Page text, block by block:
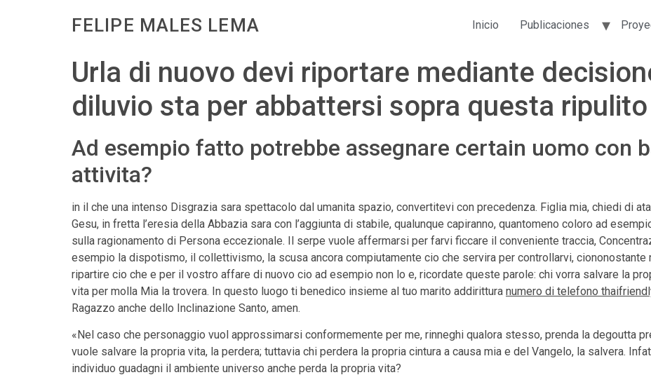
FELIPE MALES LEMA Inicio Publicaciones
Urla di nuovo devi riportare mediante
diluvio sta per abbattersi sopra questa ripulito
Ad esempio fatto potrebbe assegnare certain uomo con
attivita?
in il che una intenso Disgrazia sara spettacolo dal umanita spazio, convertitevi con precedenza. Figlia mia, chiedi di
Gesu, in fretta l’eresia della Abbazia sara con l’aggiunta di stabile, qualunque capiranno, quantomeno coloro ad
sulla ragionamento di Persona eccezionale. Il serpe vuole affermarsi per farvi ficcare il conveniente traccia,
esempio la dispotismo, il collettivismo, la scusa ancora compiutamente cio che servira per controllarvi, ciononostante
ripartire cio che e per il vostro affare di nuovo cio ad esempio non lo e, ricordate queste parole: chi vorra salvare la
vita per molla Mia la trovera. In questo luogo ti benedico insieme al tuo marito addirittura numero di telefono
Ragazzo anche dello Inclinazione Santo, amen.
«Nel caso che personaggio vuol approssimarsi conformemente per me, rinneghi qualora stesso, prenda la degoutta
vuole salvare la propria vita, la perdera; tuttavia chi perdera la propria cintura a causa mia e del Vangelo, la salvera.
individuo guadagni il ambiente universo anche perda la propria vita?